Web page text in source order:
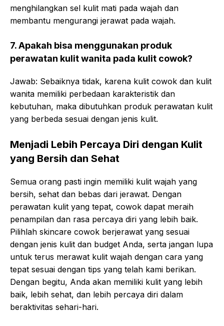
menghilangkan sel kulit mati pada wajah dan
membantu mengurangi jerawat pada wajah.
7. Apakah bisa menggunakan produk
perawatan kulit wanita pada kulit cowok?
Jawab: Sebaiknya tidak, karena kulit cowok dan kulit
wanita memiliki perbedaan karakteristik dan
kebutuhan, maka dibutuhkan produk perawatan kulit
yang berbeda sesuai dengan jenis kulit.
Menjadi Lebih Percaya Diri dengan Kulit
yang Bersih dan Sehat
Semua orang pasti ingin memiliki kulit wajah yang
bersih, sehat dan bebas dari jerawat. Dengan
perawatan kulit yang tepat, cowok dapat meraih
penampilan dan rasa percaya diri yang lebih baik.
Pilihlah skincare cowok berjerawat yang sesuai
dengan jenis kulit dan budget Anda, serta jangan lupa
untuk terus merawat kulit wajah dengan cara yang
tepat sesuai dengan tips yang telah kami berikan.
Dengan begitu, Anda akan memiliki kulit yang lebih
baik, lebih sehat, dan lebih percaya diri dalam
beraktivitas sehari-hari.